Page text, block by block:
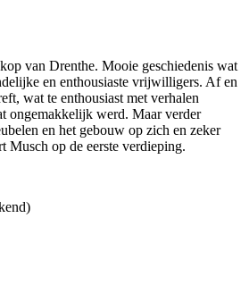
van Drenthe. Mooie geschiedenis wat
en enthousiaste vrijwilligers. Af en
wat te enthousiast met verhalen
ongemakkelijk werd. Maar verder
en het gebouw op zich en zeker
Musch op de eerste verdieping.